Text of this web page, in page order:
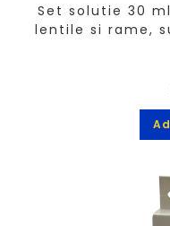
Set solutie 30
lentile si rame,